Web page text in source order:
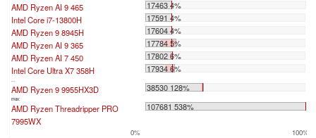
AMD Ryzen AI 9 465
17463 4%
Intel Core i7-13800H
17591 4%
AMD Ryzen 9 8945H
17604 4%
AMD Ryzen AI 9 365
17784 5%
AMD Ryzen AI 7 450
17802 6%
Intel Core Ultra X7 358H
17934 6%
...
AMD Ryzen 9 9955HX3D 38530 128%
max:
AMD Ryzen Threadripper PRO
7995WX
107681 538%
0% 100%